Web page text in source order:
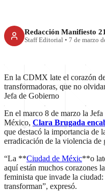
Redacción Manifiesto 21
Staff Editorial • 7 de marzo
En la CDMX late el corazón
transformadoras, que no
Jefa de Gobierno
En el marco 8 de marzo la
México, Clara Brugada
que destacó la importancia de
erradicación de la violencia de
“La **Ciudad de Méxic**o
aquí están muchos corazones
feminista que invade la
transforman”, expresó.